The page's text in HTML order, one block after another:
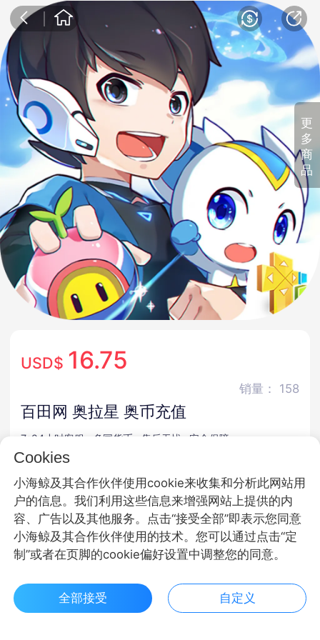
更
多
商
品
USD$ 16.75
销量： 158
百田网 奥拉星 奥币充值
7*24小时客服 多国货币 售后无忧 安全保障
商品规格
奥币
商品面额
120奥币 $ 16.75立即购买
Cookies
小海鲸及其合作伙伴使用cookie来收集和分析此网站用
户的信息。我们利用这些信息来增强网站上提供的内
容、广告以及其他服务。点击“接受全部”即表示您同意
小海鲸及其合作伙伴使用的技术。您可以通过点击“定
制”或者在页脚的cookie偏好设置中调整您的同意。
全部接受 自定义